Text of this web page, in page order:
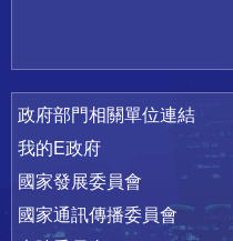
政府部門相關單位連結
我的E政府
國家發展委員會
國家通訊傳播委員會